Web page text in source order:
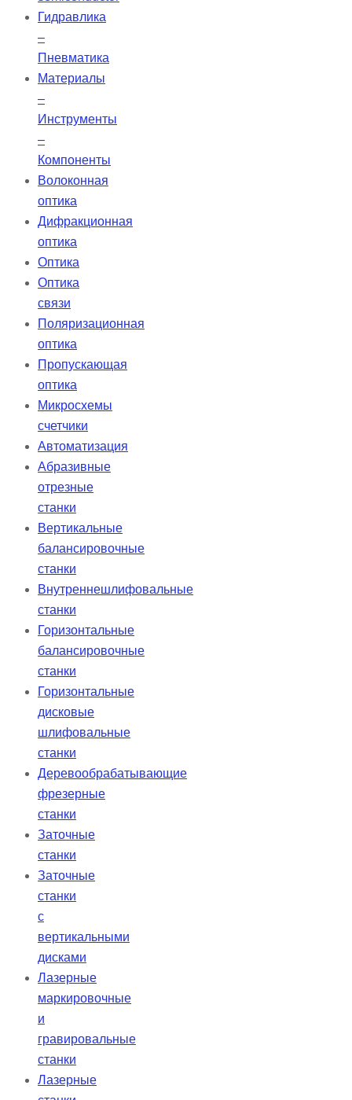
Гидравлика
–
Пневматика
Материалы
–
Инструменты
–
Компоненты
Волоконная
оптика
Дифракционная
оптика
Оптика
Оптика
связи
Поляризационная
оптика
Пропускающая
оптика
Микросхемы
счетчики
Автоматизация
Абразивные
отрезные
станки
Вертикальные
балансировочные
станки
Внутреннешлифовальные
станки
Горизонтальные
балансировочные
станки
Горизонтальные
дисковые
шлифовальные
станки
Деревообрабатывающие
фрезерные
станки
Заточные
станки
Заточные
станки
с
вертикальными
дисками
Лазерные
маркировочные
и
гравировальные
станки
Лазерные